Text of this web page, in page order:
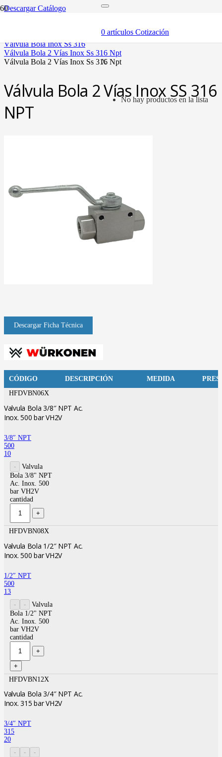
0 artículos Cotización
X
No hay productos en la lista
Descargar Catálogo
válvula bola inox ss 316
válvula bola 2 vías inox ss 316 npt
válvula bola 2 vías inox ss 316 npt
Válvula Bola 2 Vías Inox SS 316
NPT
CÓDIGO DESCRIPCIÓN MEDIDA
HFDVBN06X
Valvula Bola 3/8″ NPT Ac.
Inox. 500 bar VH2V
3/8″ NPT
500
10
Valvula
Bola 3/8" NPT
Ac. Inox. 500
bar VH2V
cantidad
HFDVBN08X
Valvula Bola 1/2″ NPT Ac.
Inox. 500 bar VH2V
1/2″ NPT
500
13
Valvula
Bola 1/2" NPT
Ac. Inox. 500
bar VH2V
cantidad
HFDVBN12X
Valvula Bola 3/4″ NPT Ac.
Inox. 315 bar VH2V
3/4″ NPT
315
20